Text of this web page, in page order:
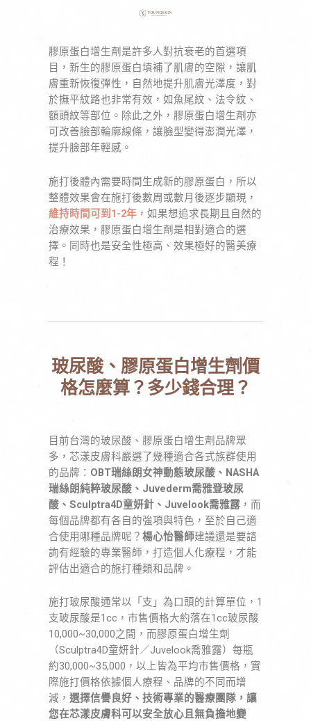
膠原蛋白增生劑是許多人對抗衰老的首選項
目，新生的膠原蛋白填補了肌膚的空隙，讓肌
膚重新恢復彈性，自然地提升肌膚光澤度，對
於撫平紋路也非常有效，如魚尾紋、法令紋、
額頭紋等部位。除此之外，膠原蛋白增生劑亦
可改善臉部輪廓線條，讓臉型變得澎潤光澤，
提升臉部年輕感。
施打後體內需要時間生成新的膠原蛋白，所以
整體效果會在施打後數周或數月後逐步顯現，
維持時間可到1-2年 ，如果想追求長期且自然的
治療效果，膠原蛋白增生劑是相對適合的選
擇。同時也是安全性極高、效果極好的醫美療
程！
玻尿酸、膠原蛋白增生劑價
格怎麼算？多少錢合理？
目前台灣的玻尿酸、膠原蛋白增生劑品牌眾
多，芯漾皮膚科嚴選了幾種適合各式族群使用
的品牌： OBT瑞絲朗女神動態玻尿酸、NASHA
瑞絲朗純粹玻尿酸、Juvederm喬雅登玻尿
酸、Sculptra4D童妍針、Juvelook喬雅露 ，而
每個品牌都有各自的強項與特色，至於自己適
合使用哪種品牌呢？ 楊心怡醫師建議還是要諮
詢有經驗的專業醫師，打造個人化療程，才能
評估出適合的施打種類和品牌。
施打玻尿酸通常以「支」為口頭的計算單位，1
支玻尿酸是1cc，市售價格大約落在1cc玻尿酸
10,000~30,000之間，而膠原蛋白增生劑
（Sculptra4D童妍針／Juvelook喬雅露）每瓶
約30,000~35,000，以上皆為平均市售價格，實
際施打價格依據個人療程、品牌的不同而增
減， 選擇信譽良好、技術專業的醫療團隊，讓
您在芯漾皮膚科可以安全放心且無負擔地變